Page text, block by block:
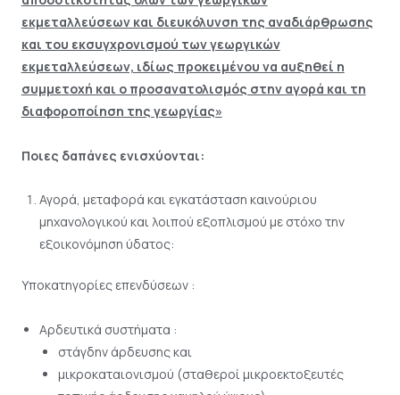
εκμεταλλεύσεων και διευκόλυνση της αναδιάρθρωσης
και του εκσυγχρονισμού των γεωργικών
εκμεταλλεύσεων, ιδίως προκειμένου να αυξηθεί η
συμμετοχή και ο προσανατολισμός στην αγορά και τη
διαφοροποίηση της γεωργίας»
Ποιες δαπάνες ενισχύονται:
Αγορά, μεταφορά και εγκατάσταση καινούριου
μηχανολογικού και λοιπού εξοπλισμού με στόχο την
εξοικονόμηση ύδατος:
Υποκατηγορίες επενδύσεων :
Αρδευτικά συστήματα :
στάγδην άρδευσης και
μικροκαταιονισμού (σταθεροί μικροεκτοξευτές